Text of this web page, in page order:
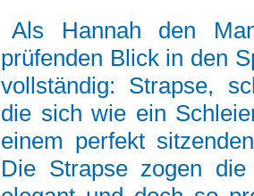
Als Hannah den
prüfenden Blick in den
vollständig: Strapse,
die sich wie ein
einem perfekt
Die Strapse zogen